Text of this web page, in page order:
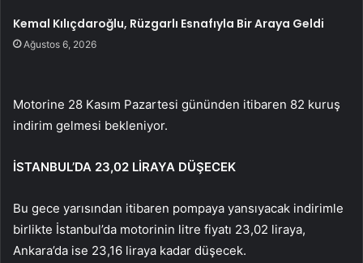
Kemal Kılıçdaroğlu, Rüzgarlı Esnafıyla Bir Araya Geldi
Ağustos 6, 2026
Motorine 28 Kasım Pazartesi gününden itibaren 82 kuruş
indirim gelmesi bekleniyor.
İSTANBUL’DA 23,02 LİRAYA DÜŞECEK
Bu gece yarısından itibaren pompaya yansıyacak indirimle
birlikte İstanbul’da motorinin litre fiyatı 23,02 liraya,
Ankara’da ise 23,16 liraya kadar düşecek.